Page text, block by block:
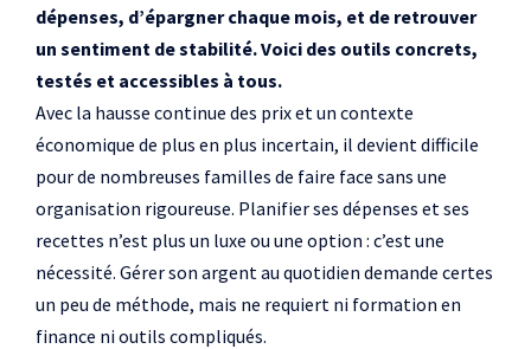
dépenses, d’épargner chaque mois, et de retrouver
un sentiment de stabilité. Voici des outils concrets,
testés et accessibles à tous.
Avec la hausse continue des prix et un contexte
économique de plus en plus incertain, il devient difficile
pour de nombreuses familles de faire face sans une
organisation rigoureuse. Planifier ses dépenses et ses
recettes n’est plus un luxe ou une option : c’est une
nécessité. Gérer son argent au quotidien demande certes
un peu de méthode, mais ne requiert ni formation en
finance ni outils compliqués.